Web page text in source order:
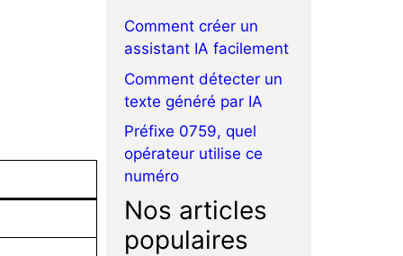
Comment créer un
assistant IA facilement
Comment détecter un
texte généré par IA
Préfixe 0759, quel
opérateur utilise ce
numéro
Nos articles
populaires